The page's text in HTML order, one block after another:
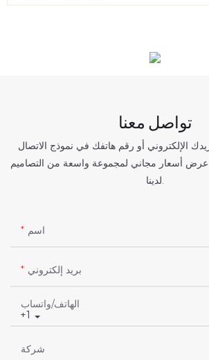
تواصل معنا
الإلكتروني أو رقم هاتفك في نموذج الاتصال
أسعار مجاني لمجموعة واسعة من التصاميم
لدينا.
اسم
بريد إلكتروني
+1
الهاتف/واتساب
شركة